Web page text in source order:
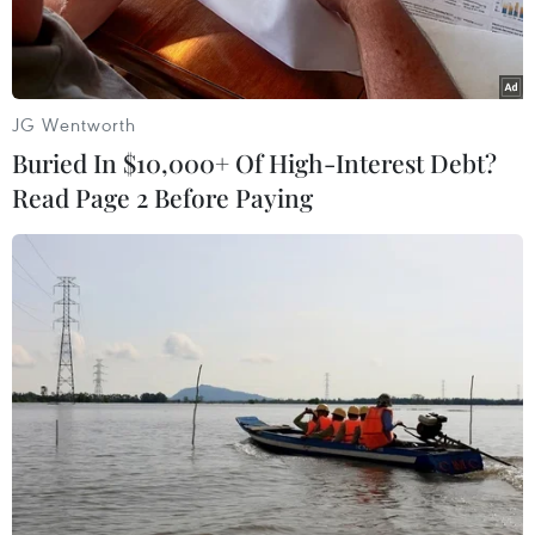
Xuân Trường vẫn là linh hồn trong lối chơi của tuyển Việt Nam.
Cầu thủ mang áo số 7 vẫn giữ được phong độ,
thi đấu tốt và có nhiều đường chuyền chính xác
trong trận hòa của đội tuyển Việt Nam trước
Jordan tối nay 13/6. Anh cũng là người chơi nổi
bật trước khi được thay ra nghỉ, nhường chỗ cho
JG Wentworth
Buried In $10,000+ Of High-Interest Debt?
Read Page 2 Before Paying